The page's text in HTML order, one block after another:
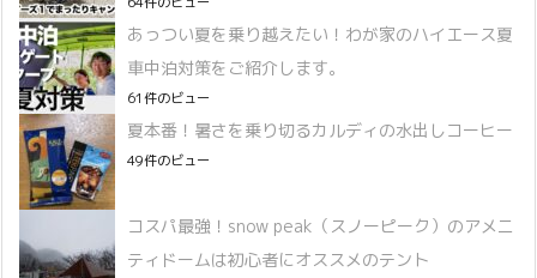
あっつい夏を乗り越えたい！わが家のハイエース夏
車中泊対策をご紹介します。
61件のビュー
夏本番！暑さを乗り切るカルディの水出しコーヒー
49件のビュー
コスパ最強！snow peak（スノーピーク）のアメニ
ティドームは初心者にオススメのテント